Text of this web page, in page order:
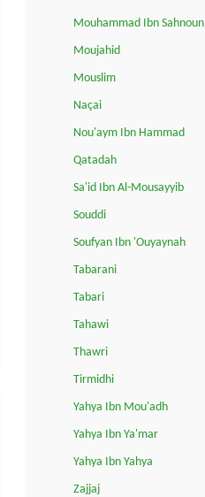
Mouhammad Ibn Sahnoun
Moujahid
Mouslim
Naçai
Nou'aym Ibn Hammad
Qatadah
Sa'id Ibn Al-Mousayyib
Souddi
Soufyan Ibn 'Ouyaynah
Tabarani
Tabari
Tahawi
Thawri
Tirmidhi
Yahya Ibn Mou'adh
Yahya Ibn Ya'mar
Yahya Ibn Yahya
Zajjaj